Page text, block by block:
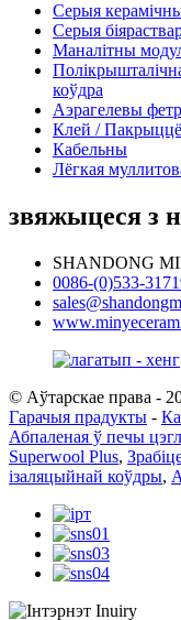
Серыя
Серыя
Маналітны
коўдра
Аэрагелевы
Клей / Пакрыццё
Кабельны
Лёгкая
звяжыцеся з
SHANDONG
0086-(0)533-
© Аўтарскае права -
Гарачыя прадукты -
Абпаленая ў печы
Superwool Plus,
ізаляцыйнай коўдры,